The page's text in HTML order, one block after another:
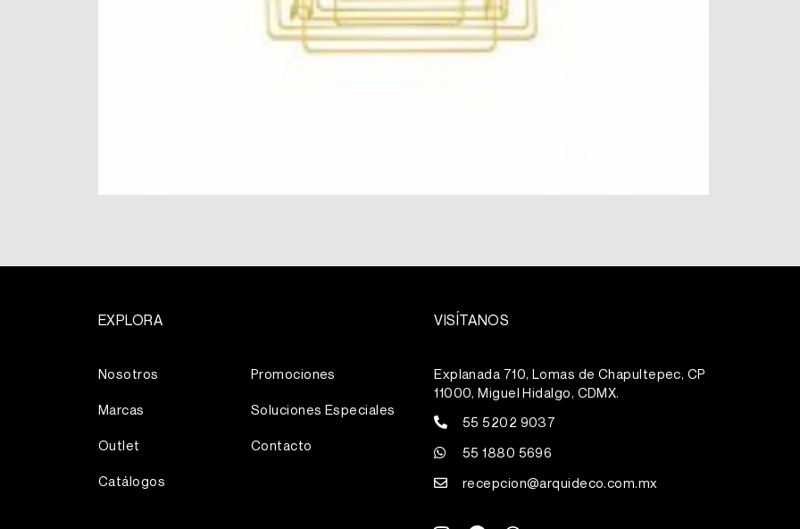
EXPLORA
Nosotros
Marcas
Outlet
Catálogos
Promociones
Soluciones Especiales
Contacto
VISÍTANOS
Explanada 710, Lomas de Chapultepec, CP
11000, Miguel Hidalgo, CDMX.
55 5202 9037
55 1880 5696
recepcion@arquideco.com.mx